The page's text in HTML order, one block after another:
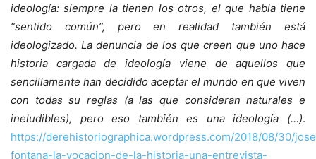
ideología: siempre la tienen los otros, el que habla tiene
“sentido común”, pero en realidad también está
ideologizado. La denuncia de los que creen que uno hace
historia cargada de ideología viene de aquellos que
sencillamente han decidido aceptar el mundo en que viven
con todas su reglas (a las que consideran naturales e
ineludibles), pero eso también es una ideología (…).
https://derehistoriographica.wordpress.com/2018/08/30/
fontana-la-vocacion-de-la-historia-una-entrevista-